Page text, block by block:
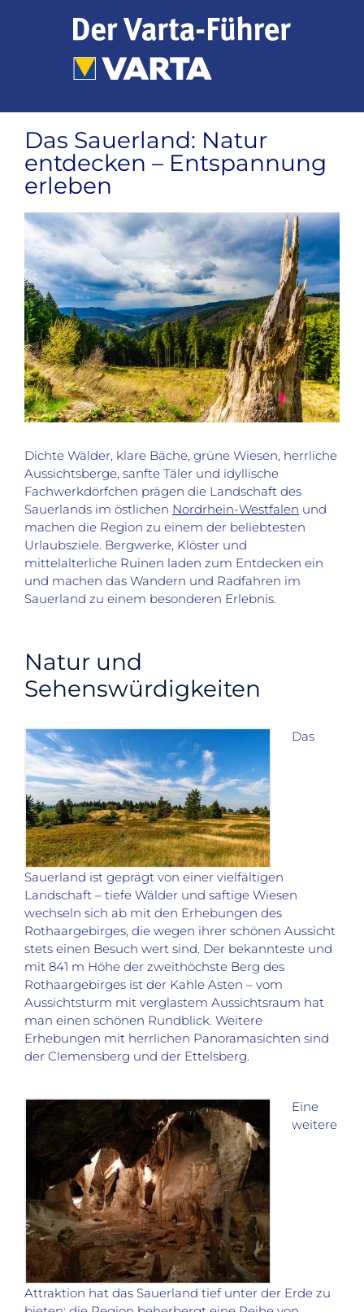
Das Sauerland: Natur
entdecken – Entspannung
erleben
Zeige
grösseres
Bild
Dichte Wälder, klare Bäche, grüne Wiesen, herrliche
Aussichtsberge, sanfte Täler und idyllische
Fachwerkdörfchen prägen die Landschaft des
Sauerlands im östlichen Nordrhein-Westfalen und
machen die Region zu einem der beliebtesten
Urlaubsziele. Bergwerke, Klöster und
mittelalterliche Ruinen laden zum Entdecken ein
und machen das Wandern und Radfahren im
Sauerland zu einem besonderen Erlebnis.
Natur und
Sehenswürdigkeiten
Das
Sauerland ist geprägt von einer vielfältigen
Landschaft – tiefe Wälder und saftige Wiesen
wechseln sich ab mit den Erhebungen des
Rothaargebirges, die wegen ihrer schönen Aussicht
stets einen Besuch wert sind. Der bekannteste und
mit 841 m Höhe der zweithöchste Berg des
Rothaargebirges ist der Kahle Asten – vom
Aussichtsturm mit verglastem Aussichtsraum hat
man einen schönen Rundblick. Weitere
Erhebungen mit herrlichen Panoramasichten sind
der Clemensberg und der Ettelsberg.
Eine
weitere
Attraktion hat das Sauerland tief unter der Erde zu